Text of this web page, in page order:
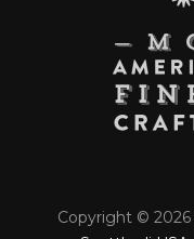
Copyright © 2026